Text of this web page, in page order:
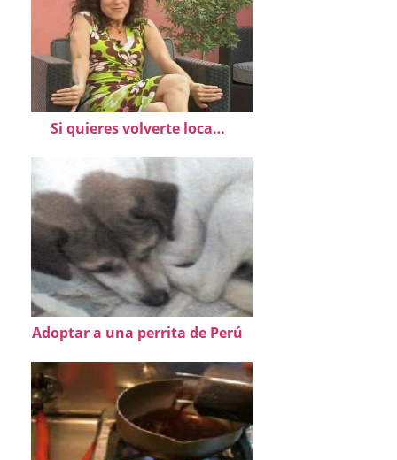
Si quieres volverte loca…
Adoptar a una perrita de Perú